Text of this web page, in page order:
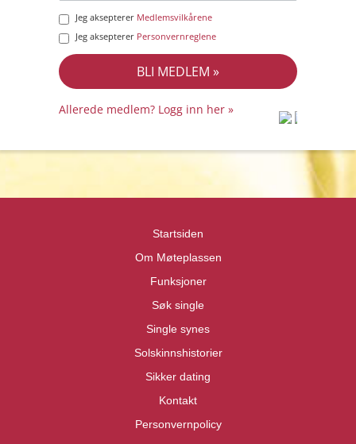
Jeg aksepterer Medlemsvilkårene
Jeg aksepterer Personvernreglene
Allerede medlem? Logg inn her »
Startsiden
Om Møteplassen
Funksjoner
Søk single
Single synes
Solskinnshistorier
Sikker dating
Kontakt
Personvernpolicy